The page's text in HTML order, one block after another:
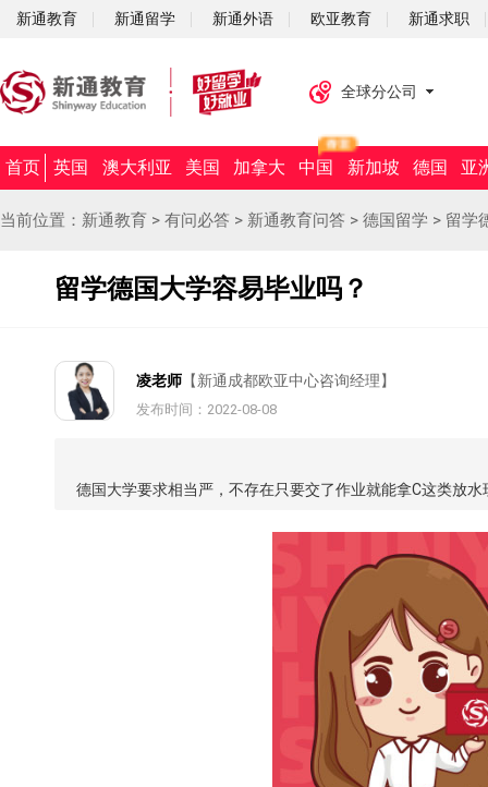
新通教育 新通留学 新通外语 欧亚教育 新通求职
全球分公司
首页 英国 澳大利亚 美国 加拿大 中国 新加坡 德国 亚
当前位置： 新通教育 > 有问必答 > 新通教育问答 > 德国留学 > 留学
留学德国大学容易毕业吗？
凌老师 【新通成都欧亚中心咨询经理】
发布时间：2022-08-08
德国大学要求相当严，不存在只要交了作业就能拿C这类放水